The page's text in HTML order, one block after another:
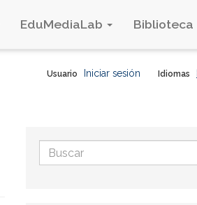
EduMediaLab Biblioteca
Idiomas
Usuario Iniciar sesión
Formulario
de